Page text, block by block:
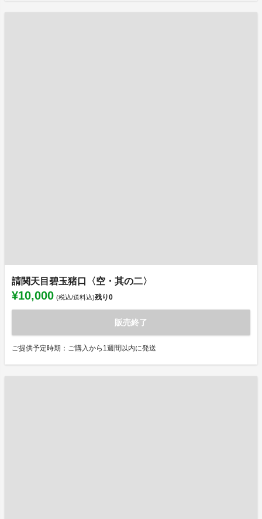
請関天目碧玉猪口〈空・其の二〉
¥10,000 (税込/送料込)残り0
販売終了
ご提供予定時期：ご購入から1週間以内に発送